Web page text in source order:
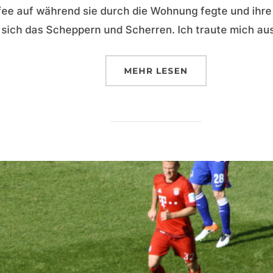
auf während sie durch die Wohnung fegte und
das Scheppern und Scherren. Ich traute mich
MEHR ÜBER „IN DEN WIND
LESEN